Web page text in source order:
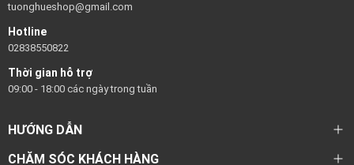
tuonghueshop@gmail.com
Hotline
02838550822
Thời gian hỗ trợ
09:00 - 18:00 các ngày trong tuần
HƯỚNG DẪN
CHĂM SÓC KHÁCH HÀNG